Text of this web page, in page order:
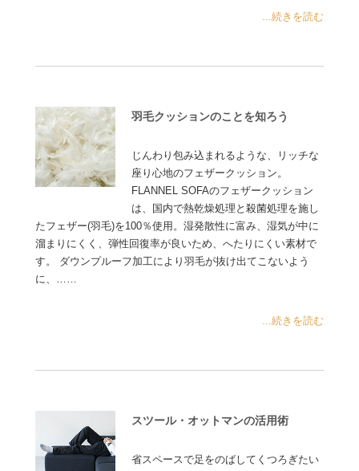
...続きを読む
羽毛クッションのことを知ろう
じんわり包み込まれるような、リッチな
座り心地のフェザークッション。
FLANNEL SOFAのフェザークッション
は、国内で熱乾燥処理と殺菌処理を施し
たフェザー(羽毛)を100％使用。湿発散性に富み、湿気が中に
溜まりにくく、弾性回復率が良いため、へたりにくい素材で
す。 ダウンプルーフ加工により羽毛が抜け出てこないよう
に、……
...続きを読む
スツール・オットマンの活用術
省スペースで足をのばしてくつろぎたい